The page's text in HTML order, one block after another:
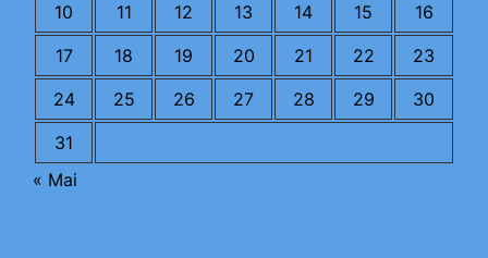
10
11 12 13 14 15
16
17
18 19 20 21 22
23
24
25 26 27 28 29
30
31
« Mai